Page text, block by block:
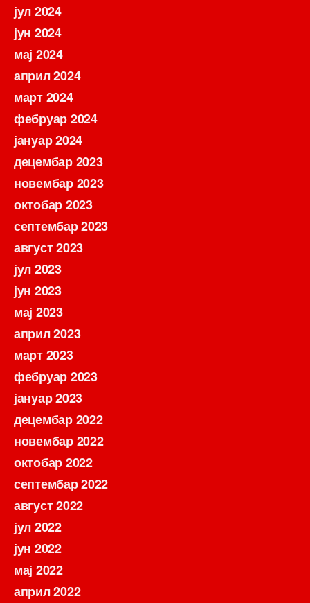
јул 2024
јун 2024
мај 2024
април 2024
март 2024
фебруар 2024
јануар 2024
децембар 2023
новембар 2023
октобар 2023
септембар 2023
август 2023
јул 2023
јун 2023
мај 2023
април 2023
март 2023
фебруар 2023
јануар 2023
децембар 2022
новембар 2022
октобар 2022
септембар 2022
август 2022
јул 2022
јун 2022
мај 2022
април 2022